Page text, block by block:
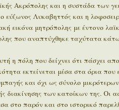
Ακρόπολης και η συστάδα των
ο εύζωνος Λυκαβηττός και η
εικόνα μητρόπολης με έντονο
που αναπτύχθηκε ταχύτατα
η πόλη που δείχνει ότι πάσχει
εκτείνεται μέσα στα όρια
και όχι ως σύνολο
διακίνησης των κατοίκων της. Οι
στο παρόν και στο ιστορικό